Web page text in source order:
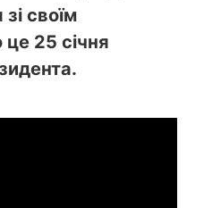
своїм
25 січня